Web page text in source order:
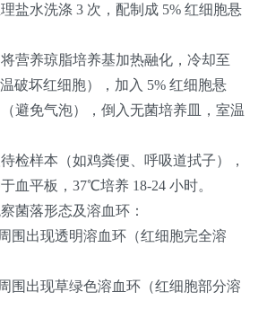
盐水洗涤 3 次，配制成 5% 红细胞悬
将营养琼脂培养基加热融化，冷却至
破坏红细胞），加入 5% 红细胞悬
避免气泡），倒入无菌培养皿，室温
待检样本（如鸡粪便、呼吸道拭子），
血平板，37℃培养 18-24 小时。
察菌落形态及溶血环：
围出现透明溶血环（红细胞完全溶
围出现草绿色溶血环（红细胞部分溶